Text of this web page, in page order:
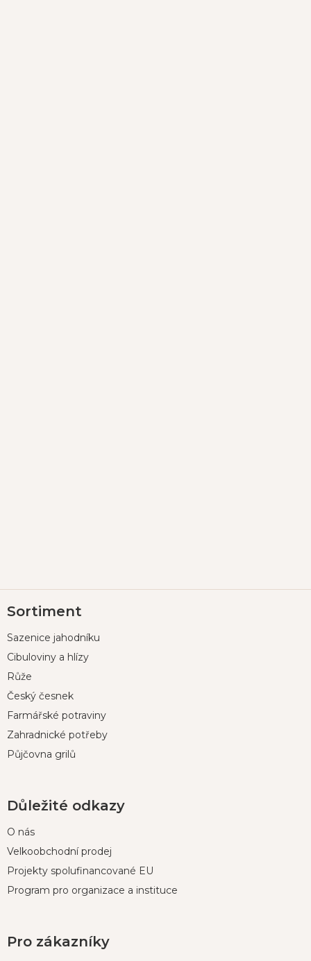
á
a
Sortiment
Sazenice jahodníku
Cibuloviny a hlízy
Růže
Český česnek
Farmářské potraviny
Zahradnické potřeby
Půjčovna grilů
Důležité odkazy
O nás
Velkoobchodní prodej
Projekty spolufinancované EU
Program pro organizace a instituce
Pro zákazníky